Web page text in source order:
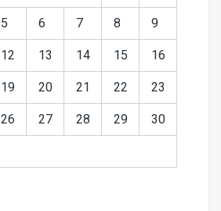
5 6 7 8 9
12 13 14 15 16
19 20 21 22 23
26 27 28 29 30